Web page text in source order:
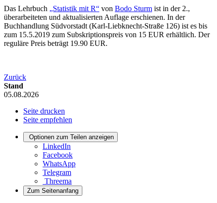
Das Lehrbuch „Statistik mit R“ von Bodo Sturm ist in der 2.,
überarbeiteten und aktualisierten Auflage erschienen. In der
Buchhandlung Südvorstadt (Karl-Liebknecht-Straße 126) ist es bis
zum 15.5.2019 zum Subskriptionspreis von 15 EUR erhältlich. Der
reguläre Preis beträgt 19.90 EUR.
Zurück
Stand
05.08.2026
Seite drucken
Seite empfehlen
Optionen zum Teilen anzeigen
LinkedIn
Facebook
WhatsApp
Telegram
Threema
Zum Seitenanfang